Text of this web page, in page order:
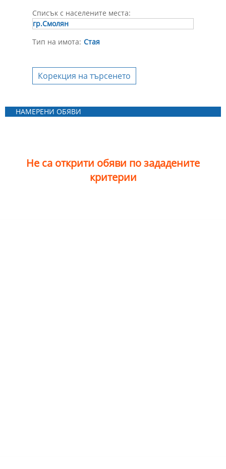
Списък с населените места:
гр.Смолян
Тип на имота: Стая
Корекция на търсенето
НАМЕРЕНИ ОБЯВИ
Не са открити обяви по зададените
критерии